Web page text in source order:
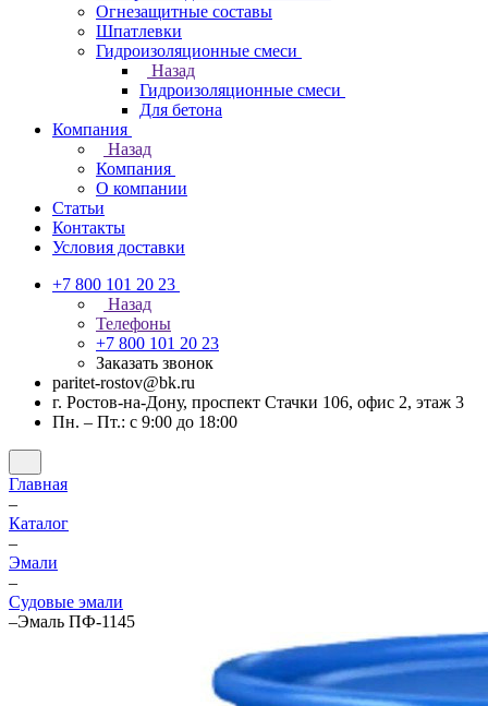
Огнезащитные составы
Шпатлевки
Гидроизоляционные смеси
Назад
Гидроизоляционные смеси
Для бетона
Компания
Назад
Компания
О компании
Статьи
Контакты
Условия доставки
+7 800 101 20 23
Назад
Телефоны
+7 800 101 20 23
Заказать звонок
paritet-rostov@bk.ru
г. Ростов-на-Дону, проспект ​Стачки 106, ​офис 2, этаж 3
Пн. – Пт.: с 9:00 до 18:00
Главная
–
Каталог
–
Эмали
–
Судовые эмали
–Эмаль ПФ-1145